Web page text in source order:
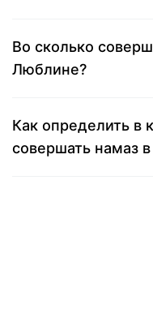
Во сколько
Люблине?
Как определить в
совершать намаз